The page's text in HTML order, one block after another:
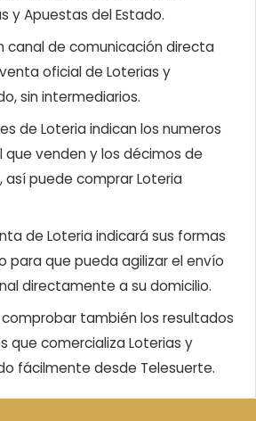
y Apuestas del Estado.
canal de comunicación directa
oficial de Loterias y
sin intermediarios.
de Loteria indican los numeros
que venden y los décimos de
así puede comprar Loteria
de Loteria indicará sus formas
para que pueda agilizar el envío
directamente a su domicilio.
también los resultados
que comercializa Loterias y
fácilmente desde Telesuerte.